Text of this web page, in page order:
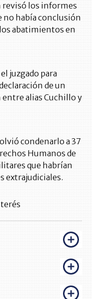
revisó los informes
no había conclusión
abatimientos en
juzgado para
de un
entre alias Cuchillo y
condenarlo a 37
Humanos de
que habrían
extrajudiciales.